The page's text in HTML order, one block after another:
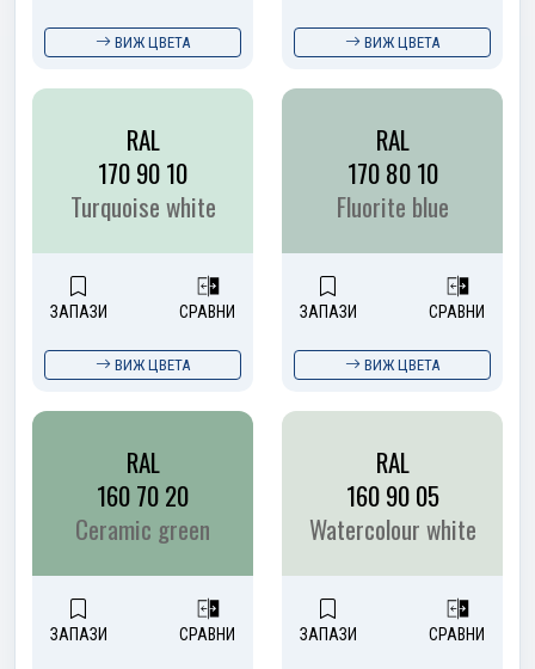
ВИЖ ЦВЕТА ВИЖ ЦВЕТА
RAL
170 90 10
Turquoise white
ЗАПАЗИ СРАВНИ
ВИЖ ЦВЕТА
RAL
170 80 10
Fluorite blue
ЗАПАЗИ СРАВНИ
ВИЖ ЦВЕТА
RAL
160 70 20
Ceramic green
ЗАПАЗИ СРАВНИ
RAL
160 90 05
Watercolour white
ЗАПАЗИ СРАВНИ